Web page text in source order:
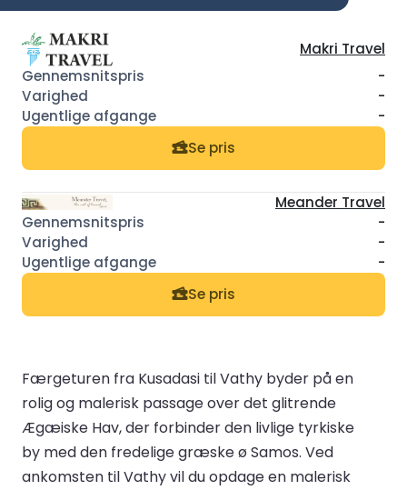
Makri Travel
-
-
-
Se pris
Meander Travel
-
-
-
Se pris
Færgeturen fra Kusadasi til Vathy byder på en
rolig og malerisk passage over det glitrende
Ægæiske Hav, der forbinder den livlige tyrkiske
by med den fredelige græske ø Samos. Ved
ankomsten til Vathy vil du opdage en malerisk